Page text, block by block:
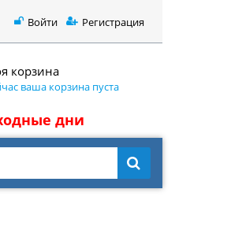
Войти Регистрация
корзина
ваша корзина пуста
дни